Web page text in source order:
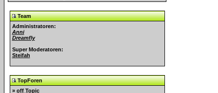
Team
Administratoren:
Anni
Dreamfly
Super Moderatoren:
Steifah
TopForen
» off Topic